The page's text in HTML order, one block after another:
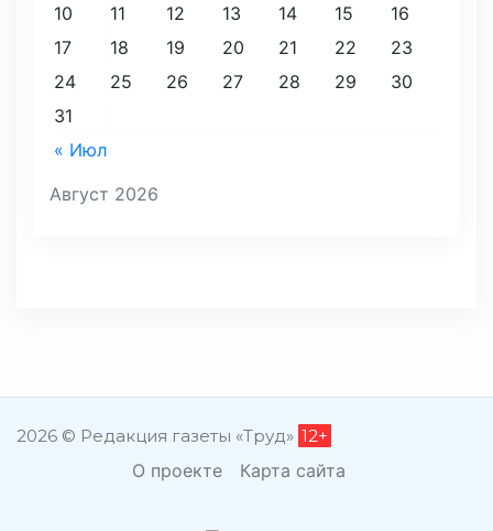
Август 2026
« Июл
10
11 12 13 14 15
16
17
18 19 20 21 22
23
24
25 26 27 28 29
30
31
2026 © Редакция газеты «Труд» 12+
О проекте Карта сайта